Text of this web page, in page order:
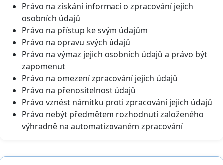
Právo na získání informací o zpracování jejich
osobních údajů
Právo na přístup ke svým údajům
Právo na opravu svých údajů
Právo na výmaz jejich osobních údajů a právo být
zapomenut
Právo na omezení zpracování jejich údajů
Právo na přenositelnost údajů
Právo vznést námitku proti zpracování jejich údajů
Právo nebýt předmětem rozhodnutí založeného
výhradně na automatizovaném zpracování